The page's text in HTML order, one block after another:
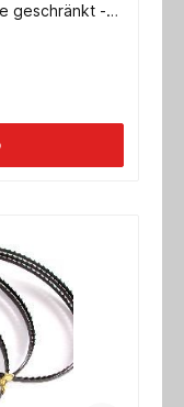
geschränkt -